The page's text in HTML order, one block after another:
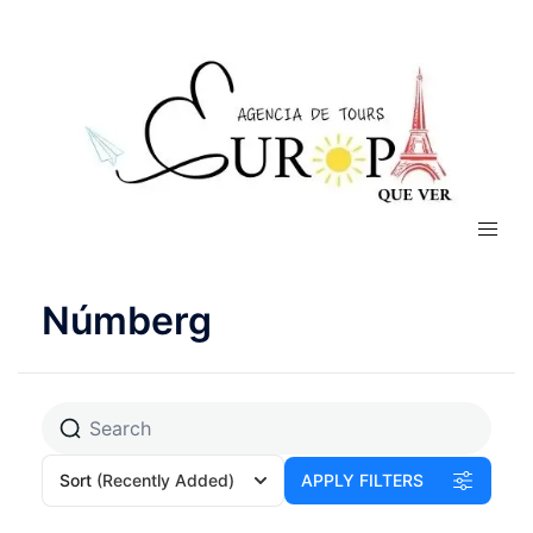
Númberg
Sort (Recently Added) APPLY FILTERS